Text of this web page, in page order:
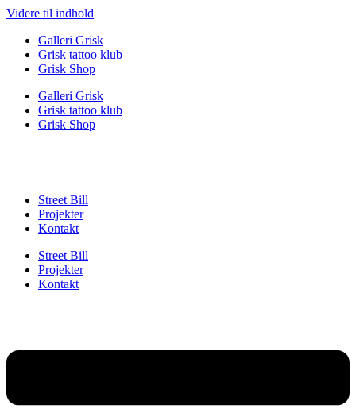
Videre til indhold
Galleri Grisk
Grisk tattoo klub
Grisk Shop
Galleri Grisk
Grisk tattoo klub
Grisk Shop
Street Bill
Projekter
Kontakt
Street Bill
Projekter
Kontakt